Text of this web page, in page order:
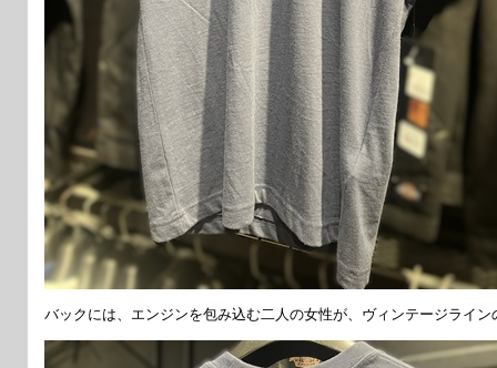
バックには、エンジンを包み込む二人の女性が、ヴィンテージライ